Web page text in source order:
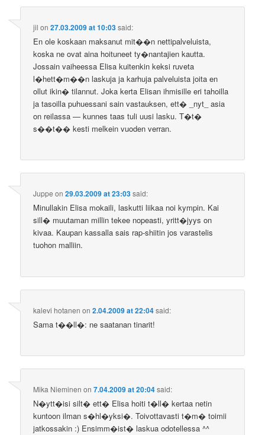
jil on27.03.2009 at 10:03said:
En ole koskaan maksanut mit��n nettipalveluista,
koska ne ovat aina hoituneet ty�nantajien kautta.
Jossain vaiheessa Elisa kuitenkin keksi ruveta
l�hett�m��n laskuja ja karhuja palveluista joita en
ollut ikin� tilannut. Joka kerta Elisan ihmisille eri tahoilla
ja tasoilla puhuessani sain vastauksen, ett� _nyt_ asia
on reilassa — kunnes taas tuli uusi lasku. T�t�
s��t�� kesti melkein vuoden verran.
Juppe on29.03.2009 at 23:03said:
Minullakin Elisa mokaili, laskutti liikaa noi kympin. Kai
sill� muutaman millin tekee nopeasti, yritt�jyys on
kivaa. Kaupan kassalla sais rap-shiitin jos varastelis
tuohon malliin.
kalevi hotanen on2.04.2009 at 22:04said:
Sama t��ll�: ne saatanan tinarit!
Mika Nieminen on7.04.2009 at 20:04said:
N�ytt�isi silt� ett� Elisa hoiti t�ll� kertaa netin
kuntoon ilman s�hl�yksi�. Toivottavasti t�m� toimii
jatkossakin :) Ensimm�ist� laskua odotellessa ^^